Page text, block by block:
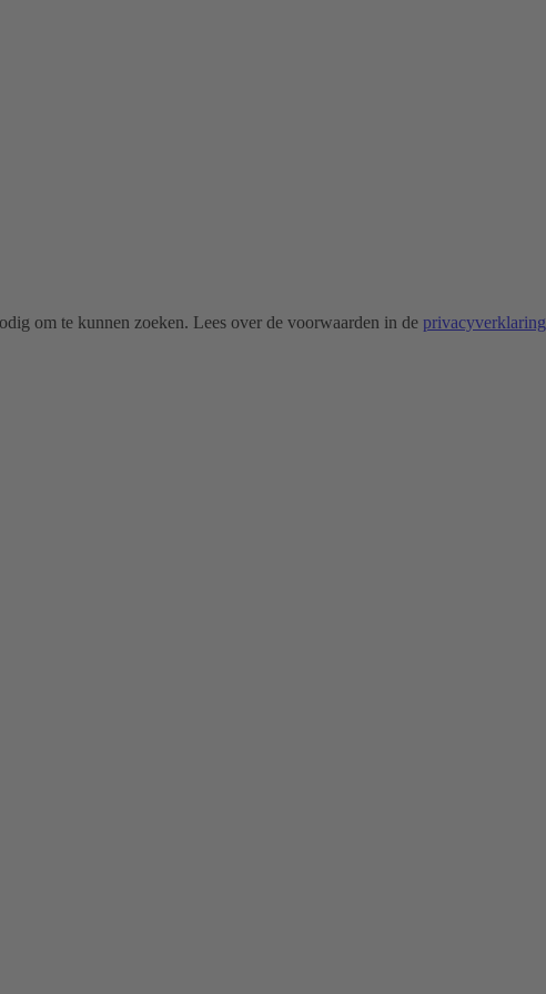
om te kunnen zoeken. Lees over de voorwaarden in de privacyverklaring